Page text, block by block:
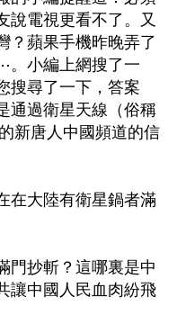
說電視更看不了。又
？蘋果手機昨晚弄了
小編上網搜了一
搜尋了一下，答案
通過衛星天線（俗稱
新唐人中國頻道的信
在大陸有衛星鍋者滿
門抄斬？這哪裏是中
讓中國人民血肉紛飛